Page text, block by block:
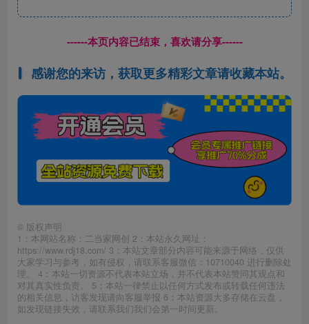
------本页内容已结束，喜欢请分享------
感谢您的来访，获取更多精彩文章请收藏本站。
© 版权声明
1：本网站名称：二当家网创 2：本站永久网址：
https://www.rdj18.com/ 3：本站文章部分内容可能来源于网络，仅供
大家学习与参考，如有侵权，请联系客服微信：10710040 进行删除处
理。 4：本站一切资源不代表本站立场，并不代表本站赞同其观点和
对其真实性负责。 5：本站一律禁止以任何方式发布或转载任何违法
的相关信息，访客发现请向客服举报 6：本站资源大多存储在云盘，
如发现链接失效，请联系我们我们会第一时间更新。